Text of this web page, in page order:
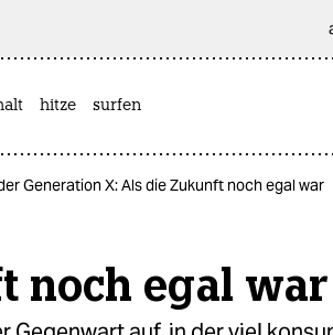
hitze surfen
Generation X: Als die Zukunft noch egal war
noch egal war